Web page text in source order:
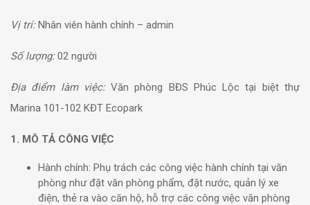
Vị trí:Nhân viên hành chính – admin
Số lượng:02 người
Địa điểm làm việc:Văn phòng BĐS Phúc Lộc tại biệt thự
Marina 101-102 KĐT Ecopark
1. MÔ TẢ CÔNG VIỆC
Hành chính: Phụ trách các công việc hành chính tại văn
phòng như đặt văn phòng phẩm, đặt nước, quản lý xe
điện, thẻ ra vào căn hộ, hỗ trợ các công việc văn phòng